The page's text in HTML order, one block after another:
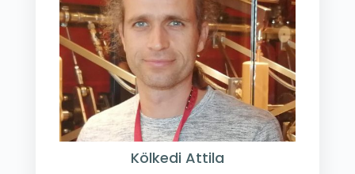
Kölkedi Attila